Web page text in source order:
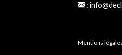
:
Mentions